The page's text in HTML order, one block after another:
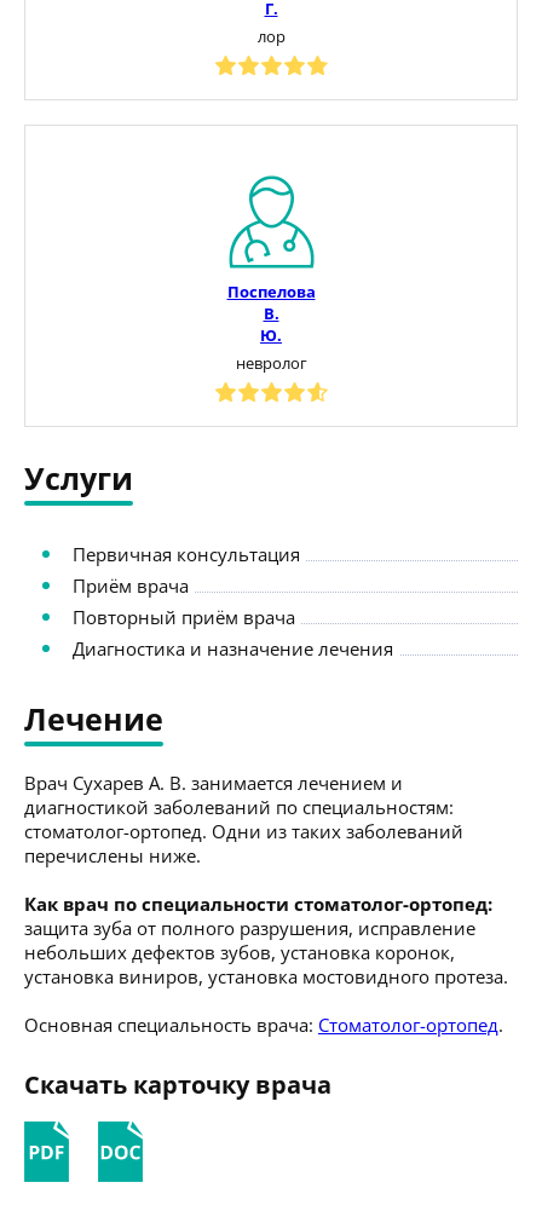
Г.
лор
Поспелова
В.
Ю.
невролог
Услуги
Первичная консультация
Приём врача
Повторный приём врача
Диагностика и назначение лечения
Лечение
Врач Сухарев А. В. занимается лечением и
диагностикой заболеваний по специальностям:
стоматолог-ортопед. Одни из таких заболеваний
перечислены ниже.
Как врач по специальности стоматолог-ортопед:
защита зуба от полного разрушения, исправление
небольших дефектов зубов, установка коронок,
установка виниров, установка мостовидного протеза.
Основная специальность врача: Стоматолог-ортопед.
Скачать карточку врача